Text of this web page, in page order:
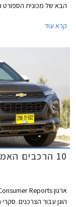
הבא של מכונית הספורט
קרא עוד
10 הרכבים האמינים ביותר בישראל
הוגן עבור הצרכנים.